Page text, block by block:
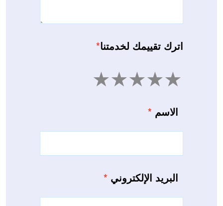
اترك تقييمك لخدمتنا*
4 3 2 1
الاسم *
البريد الإلكتروني *